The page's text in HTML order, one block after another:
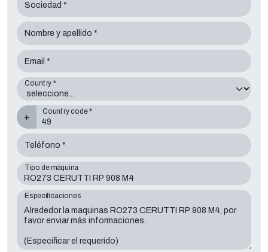
Sociedad *
Nombre y apellido *
Email *
Country *
+
Country code *
Teléfono *
Tipo de máquina
Especificaciones